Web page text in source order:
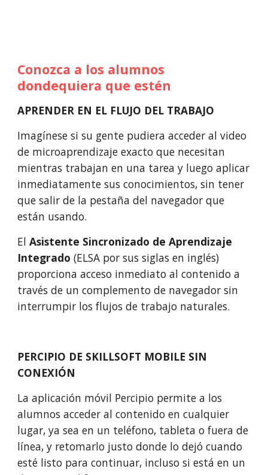
Conozca a los alumnos
dondequiera que estén
APRENDER EN EL FLUJO DEL TRABAJO
Imagínese si su gente pudiera acceder al video
de microaprendizaje exacto que necesitan
mientras trabajan en una tarea y luego aplicar
inmediatamente sus conocimientos, sin tener
que salir de la pestaña del navegador que
están usando.
El Asistente Sincronizado de A
Integrado (ELSA por sus siglas en inglés)
proporciona acceso inmediato al contenido a
través de un complemento de navegador sin
interrumpir los flujos de trabajo naturales.
PERCIPIO DE SKILLSOFT MOBILE SIN
CONEXIÓN
La aplicación móvil Percipio permite a los
alumnos acceder al contenido en cualquier
lugar, ya sea en un teléfono, tableta o fuera de
línea, y retomarlo justo donde lo dejó cuando
esté listo para continuar, incluso si está en un